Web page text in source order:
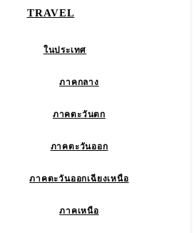
TRAVEL
ในประเทศ
ภาคกลาง
ภาคตะวันตก
ภาคตะวันออก
ภาคตะวันออกเฉียงเหนือ
ภาคเหนือ